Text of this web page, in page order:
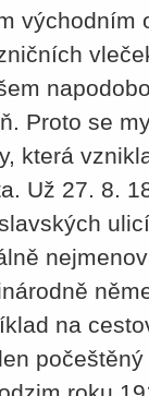
východním
Proto se
která
Už 27. 8.
na